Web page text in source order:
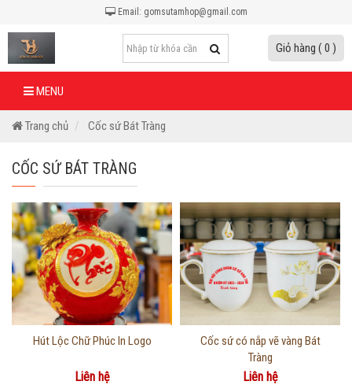
Email: gomsutamhop@gmail.com
Giỏ hàng ( 0 )
MENU
Trang chủ Cốc sứ Bát Tràng
CỐC SỨ BÁT TRÀNG
Thông tin chi tiết
Hút Lộc Chữ Phúc In Logo
Liên hệ
Thông tin chi tiết
Cốc sứ có nắp vẽ vàng Bát
Tràng
Liên hệ